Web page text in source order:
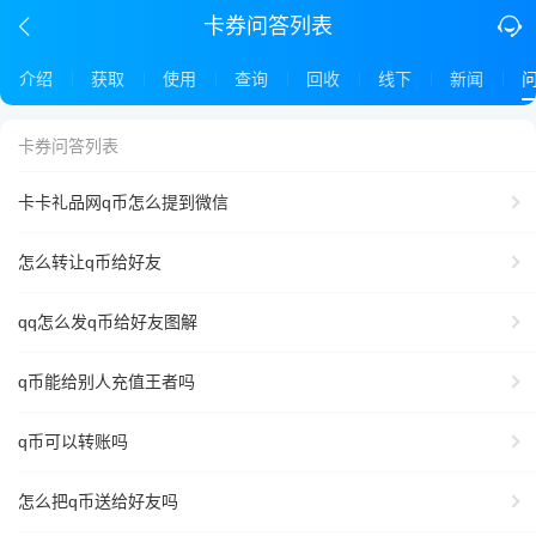
卡券问答列表
介绍 获取 使用 查询 回收 线下 新闻
卡券问答列表
卡卡礼品网q币怎么提到微信
怎么转让q币给好友
qq怎么发q币给好友图解
q币能给别人充值王者吗
q币可以转账吗
怎么把q币送给好友吗